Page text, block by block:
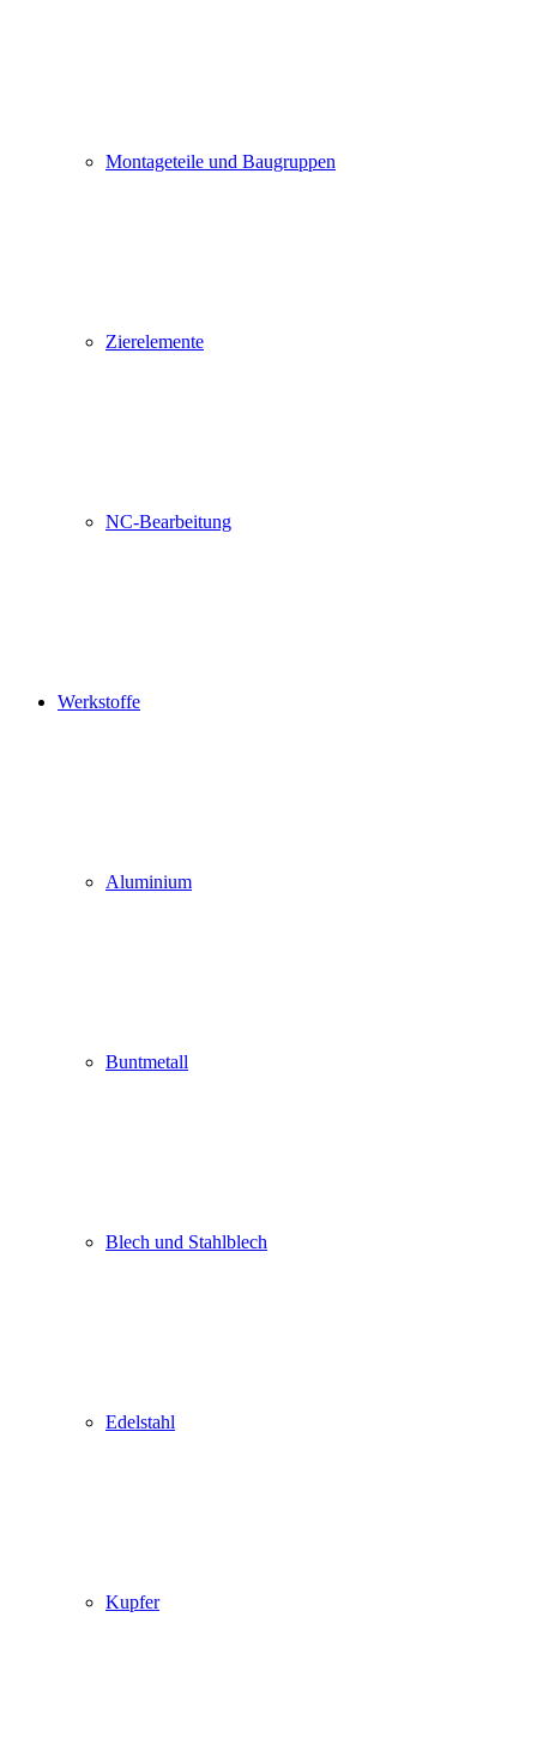
Montageteile und Baugruppen
Zierelemente
NC-Bearbeitung
Werkstoffe
Aluminium
Buntmetall
Blech und Stahlblech
Edelstahl
Kupfer